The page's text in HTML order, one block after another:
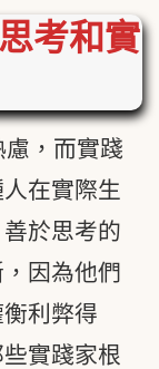
考和實
，而實踐
在實際生
於思考的
因為他們
利弊得
實踐家根